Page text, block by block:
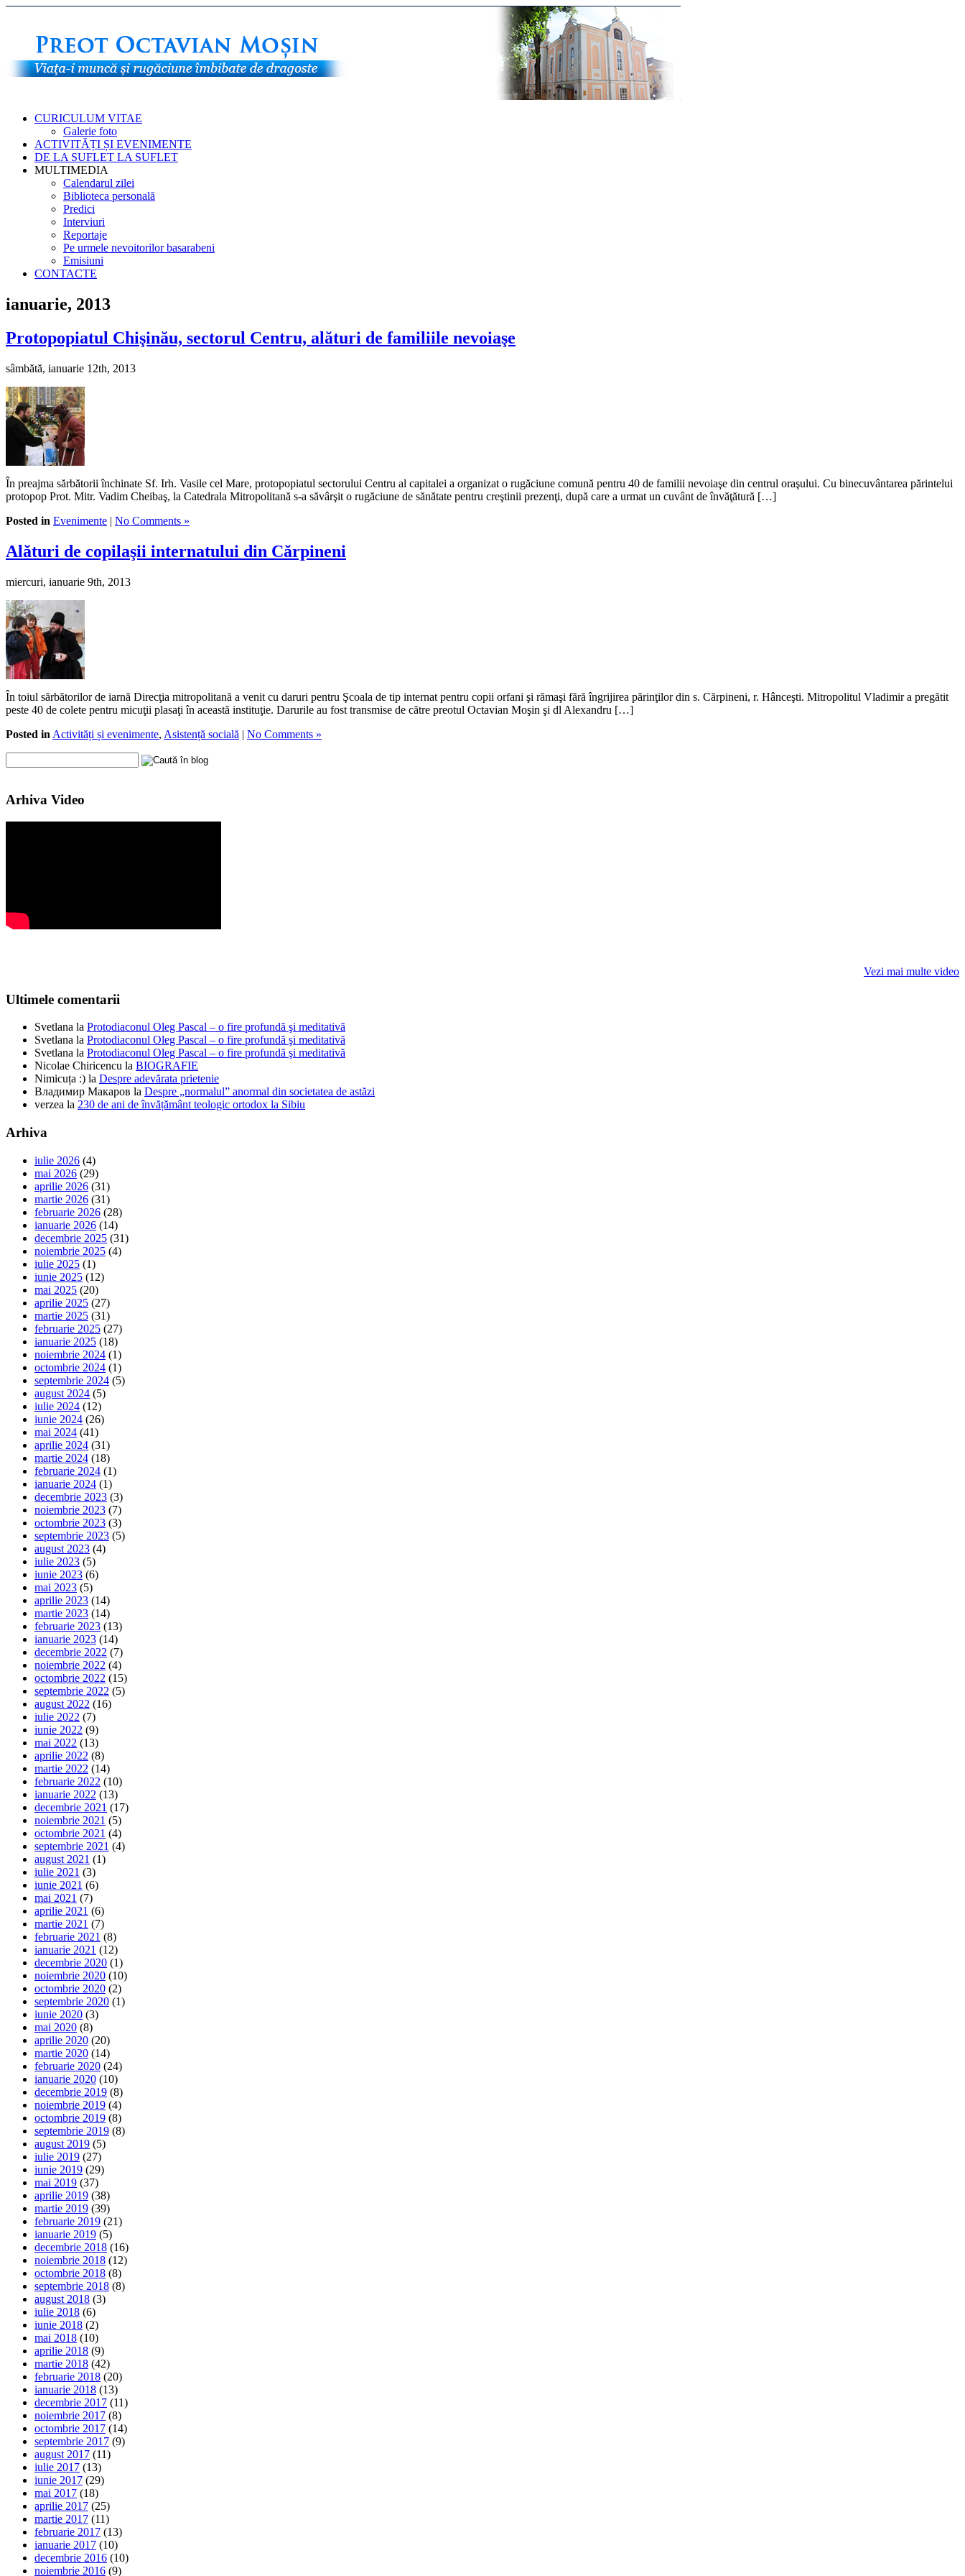
CURICULUM VITAE
Galerie foto
ACTIVITĂȚI ȘI EVENIMENTE
DE LA SUFLET LA SUFLET
MULTIMEDIA
Calendarul zilei
Biblioteca personală
Predici
Interviuri
Reportaje
Pe urmele nevoitorilor basarabeni
Emisiuni
CONTACTE
ianuarie, 2013
Protopopiatul Chişinău, sectorul Centru, alături de familiile nevoiaşe
sâmbătă, ianuarie 12th, 2013
În preajma sărbătorii închinate Sf. Irh. Vasile cel Mare, protopopiatul sectorului Centru al capitalei a organizat o rugăciune comună pentru 40 de familii nevoiaşe din centrul oraşului. Cu binecuvântarea părintelui
protopop Prot. Mitr. Vadim Cheibaş, la Catedrala Mitropolitană s-a săvârşit o rugăciune de sănătate pentru creştinii prezenţi, după care a urmat un cuvânt de învăţătură […]
Posted in Evenimente | No Comments »
Alături de copilaşii internatului din Cărpineni
miercuri, ianuarie 9th, 2013
În toiul sărbătorilor de iarnă Direcţia mitropolitană a venit cu daruri pentru Şcoala de tip internat pentru copii orfani şi rămaşi fără îngrijirea părinţilor din s. Cărpineni, r. Hânceşti. Mitropolitul Vladimir a pregătit
peste 40 de colete pentru micuţii plasaţi în această instituţie. Darurile au fost transmise de către preotul Octavian Moşin şi dl Alexandru […]
Posted in Activități și evenimente, Asistență socială | No Comments »
Arhiva Video
Vezi mai multe video
Ultimele comentarii
Svetlana la Protodiaconul Oleg Pascal – o fire profundă şi meditativă
Svetlana la Protodiaconul Oleg Pascal – o fire profundă şi meditativă
Svetlana la Protodiaconul Oleg Pascal – o fire profundă şi meditativă
Nicolae Chiricencu la BIOGRAFIE
Nimicuța :) la Despre adevărata prietenie
Владимир Макаров la Despre „normalul” anormal din societatea de astăzi
verzea la 230 de ani de învățământ teologic ortodox la Sibiu
Arhiva
iulie 2026 (4)
mai 2026 (29)
aprilie 2026 (31)
martie 2026 (31)
februarie 2026 (28)
ianuarie 2026 (14)
decembrie 2025 (31)
noiembrie 2025 (4)
iulie 2025 (1)
iunie 2025 (12)
mai 2025 (20)
aprilie 2025 (27)
martie 2025 (31)
februarie 2025 (27)
ianuarie 2025 (18)
noiembrie 2024 (1)
octombrie 2024 (1)
septembrie 2024 (5)
august 2024 (5)
iulie 2024 (12)
iunie 2024 (26)
mai 2024 (41)
aprilie 2024 (31)
martie 2024 (18)
februarie 2024 (1)
ianuarie 2024 (1)
decembrie 2023 (3)
noiembrie 2023 (7)
octombrie 2023 (3)
septembrie 2023 (5)
august 2023 (4)
iulie 2023 (5)
iunie 2023 (6)
mai 2023 (5)
aprilie 2023 (14)
martie 2023 (14)
februarie 2023 (13)
ianuarie 2023 (14)
decembrie 2022 (7)
noiembrie 2022 (4)
octombrie 2022 (15)
septembrie 2022 (5)
august 2022 (16)
iulie 2022 (7)
iunie 2022 (9)
mai 2022 (13)
aprilie 2022 (8)
martie 2022 (14)
februarie 2022 (10)
ianuarie 2022 (13)
decembrie 2021 (17)
noiembrie 2021 (5)
octombrie 2021 (4)
septembrie 2021 (4)
august 2021 (1)
iulie 2021 (3)
iunie 2021 (6)
mai 2021 (7)
aprilie 2021 (6)
martie 2021 (7)
februarie 2021 (8)
ianuarie 2021 (12)
decembrie 2020 (1)
noiembrie 2020 (10)
octombrie 2020 (2)
septembrie 2020 (1)
iunie 2020 (3)
mai 2020 (8)
aprilie 2020 (20)
martie 2020 (14)
februarie 2020 (24)
ianuarie 2020 (10)
decembrie 2019 (8)
noiembrie 2019 (4)
octombrie 2019 (8)
septembrie 2019 (8)
august 2019 (5)
iulie 2019 (27)
iunie 2019 (29)
mai 2019 (37)
aprilie 2019 (38)
martie 2019 (39)
februarie 2019 (21)
ianuarie 2019 (5)
decembrie 2018 (16)
noiembrie 2018 (12)
octombrie 2018 (8)
septembrie 2018 (8)
august 2018 (3)
iulie 2018 (6)
iunie 2018 (2)
mai 2018 (10)
aprilie 2018 (9)
martie 2018 (42)
februarie 2018 (20)
ianuarie 2018 (13)
decembrie 2017 (11)
noiembrie 2017 (8)
octombrie 2017 (14)
septembrie 2017 (9)
august 2017 (11)
iulie 2017 (13)
iunie 2017 (29)
mai 2017 (18)
aprilie 2017 (25)
martie 2017 (11)
februarie 2017 (13)
ianuarie 2017 (10)
decembrie 2016 (10)
noiembrie 2016 (9)